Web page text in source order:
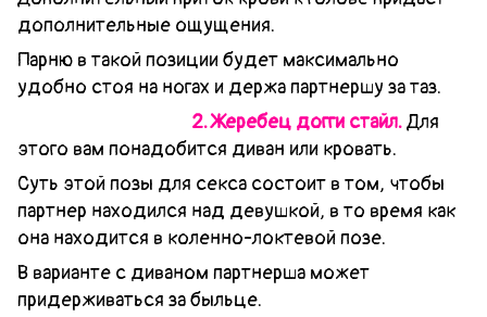
дополнительные ощущения.
Парню в такой позиции будет максимально
удобно стоя на ногах и держа партнершу за таз.
2. Жеребец догги стайл.Для
этого вам понадобится диван или кровать.
Суть этой позы для секса состоит в том, чтобы
партнер находился над девушкой, в то время как
она находится в коленно-локтевой позе.
В варианте с диваном партнерша может
придерживаться за быльце.